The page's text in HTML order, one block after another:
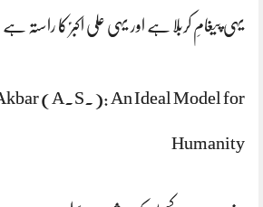
یہی پیغامِ کربلا ہے اور یہی علی اکبرؑ کا راستہ ہے
(A.S.): An Ideal Model for
Humanity